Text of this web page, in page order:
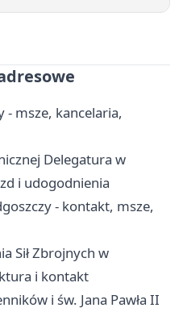
- msze, kancelaria,
Delegatura w
i udogodnienia
- kontakt, msze,
Sił Zbrojnych w
i kontakt
i św. Jana Pawła II